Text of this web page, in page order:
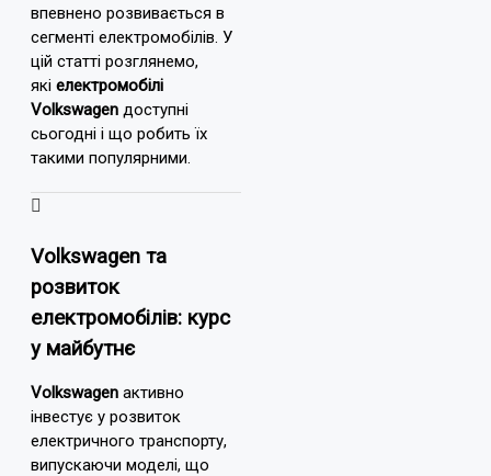
впевнено розвивається в
сегменті електромобілів. У
цій статті розглянемо,
які електромобілі
Volkswagen доступні
сьогодні і що робить їх
такими популярними.
Volkswagen та
розвиток
електромобілів: курс
у майбутнє
Volkswagen активно
інвестує у розвиток
електричного транспорту,
випускаючи моделі, що